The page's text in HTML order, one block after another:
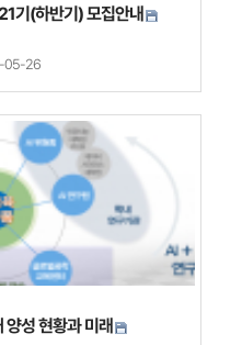
기(하반기) 모집안내
05-26
양성 현황과 미래